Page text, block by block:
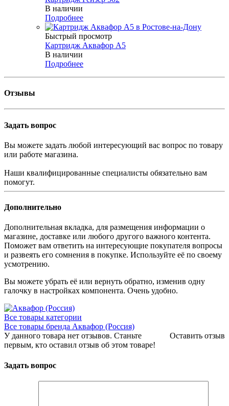
В наличии
Подробнее
Быстрый просмотр
Картридж Аквафор А5
В наличии
Подробнее
Отзывы
Задать вопрос
Вы можете задать любой интересующий вас вопрос по товару
или работе магазина.
Наши квалифицированные специалисты обязательно вам
помогут.
Дополнительно
Дополнительная вкладка, для размещения информации о
магазине, доставке или любого другого важного контента.
Поможет вам ответить на интересующие покупателя вопросы
и развеять его сомнения в покупке. Используйте её по своему
усмотрению.
Вы можете убрать её или вернуть обратно, изменив одну
галочку в настройках компонента. Очень удобно.
Все товары категории
Все товары бренда Аквафор (Россия)
Оставить отзыв
У данного товара нет отзывов. Станьте
первым, кто оставил отзыв об этом товаре!
Задать вопрос